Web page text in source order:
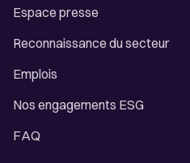
Espace presse
Reconnaissance du secteur
Emplois
Nos engagements ESG
FAQ